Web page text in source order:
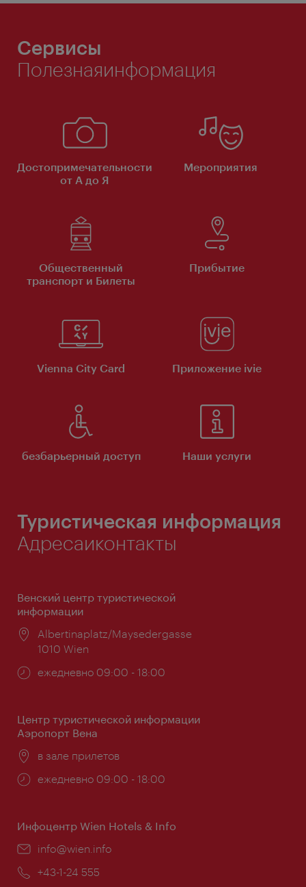
Сервисы
Полезнаяинформация
Достопримечательности
от А до Я
Мероприятия
Общественный
транспорт и Билеты
Прибытие
Vienna City Card Приложение ivie
безбарьерный доступ Наши услуги
Туристическая информация
Адресаиконтакты
Венский центр туристической
информации
Расположение:
Albertinaplatz/Maysedergasse
1010 Wien
Часы
ежедневно 09:00 - 18:00
Центр туристической информации
Аэропорт Вена
Расположение:
в зале прилетов
Часы
ежедневно 09:00 - 18:00
Инфоцентр Wien Hotels & Info
Эл.
info@wien.info
Телефон:
+43-1-24 555